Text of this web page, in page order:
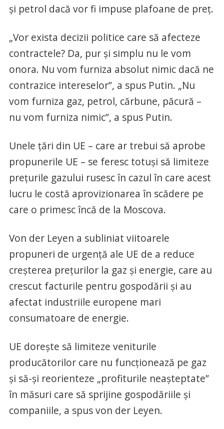
și petrol dacă vor fi impuse plafoane de preț.
„Vor exista decizii politice care să afecteze
contractele? Da, pur și simplu nu le vom
onora. Nu vom furniza absolut nimic dacă ne
contrazice intereselor”, a spus Putin. „Nu
vom furniza gaz, petrol, cărbune, păcură –
nu vom furniza nimic”, a spus Putin.
Unele țări din UE – care ar trebui să aprobe
propunerile UE – se feresc totuși să limiteze
prețurile gazului rusesc în cazul în care acest
lucru le costă aprovizionarea în scădere pe
care o primesc încă de la Moscova.
Von der Leyen a subliniat viitoarele
propuneri de urgență ale UE de a reduce
creșterea prețurilor la gaz și energie, care au
crescut facturile pentru gospodării și au
afectat industriile europene mari
consumatoare de energie.
UE dorește să limiteze veniturile
producătorilor care nu funcționează pe gaz
și să-și reorienteze „profiturile neașteptate”
în măsuri care să sprijine gospodăriile și
companiile, a spus von der Leyen.